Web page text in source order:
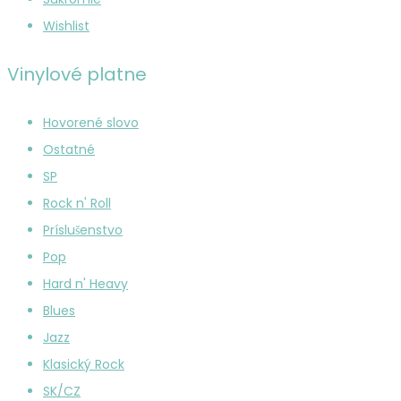
Wishlist
Vinylové platne
Hovorené slovo
Ostatné
SP
Rock n' Roll
Príslušenstvo
Pop
Hard n' Heavy
Blues
Jazz
Klasický Rock
SK/CZ